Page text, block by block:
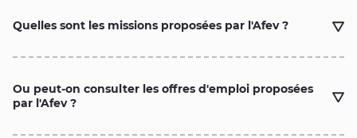
Quelles sont les missions proposées par l'Afev ?
Ou peut-on consulter les offres d'emploi proposées
par l'Afev ?